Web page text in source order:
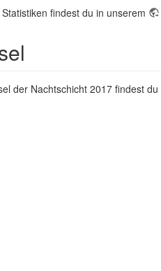
findest du in unserem
der Nachtschicht 2017 findest